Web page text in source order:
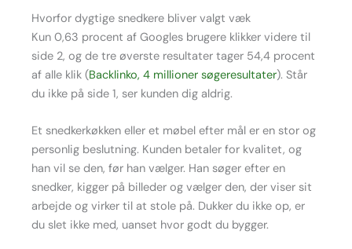
Hvorfor dygtige snedkere bliver valgt væk
Kun 0,63 procent af Googles brugere klikker videre til
side 2, og de tre øverste resultater tager 54,4 procent
af alle klik (Backlinko, 4 millioner søgeresultater). Står
du ikke på side 1, ser kunden dig aldrig.
Et snedkerkøkken eller et møbel efter mål er en stor og
personlig beslutning. Kunden betaler for kvalitet, og
han vil se den, før han vælger. Han søger efter en
snedker, kigger på billeder og vælger den, der viser sit
arbejde og virker til at stole på. Dukker du ikke op, er
du slet ikke med, uanset hvor godt du bygger.